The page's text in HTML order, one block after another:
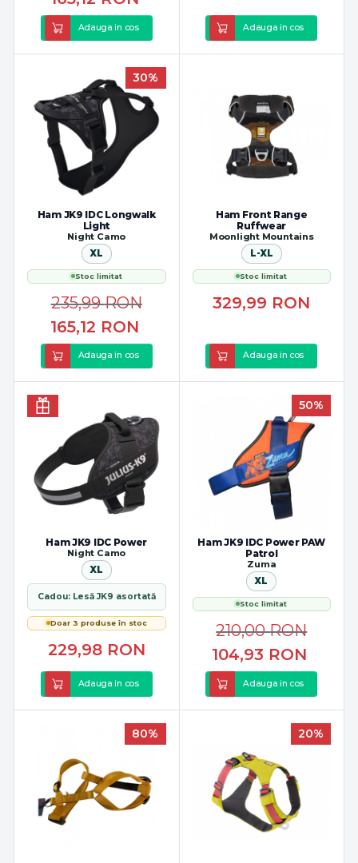
Adauga in cos Adauga in cos
30%
Ham JK9 IDC Longwalk
Light
Night Camo
XL
Stoc limitat
165,12 RON
235,99RON
Adauga in cos
Ham Front Range
Ruffwear
Moonlight Mountains
L-XL
Stoc limitat
329,99 RON
Adauga in cos
Ham JK9 IDC Power
Night Camo
XL
Cadou: Lesă JK9 asortată
Doar 3 produse în stoc
229,98 RON
Adauga in cos
50%
Ham JK9 IDC Power PAW
Patrol
Zuma
XL
Stoc limitat
104,93 RON
210,00RON
Adauga in cos
80% 20%